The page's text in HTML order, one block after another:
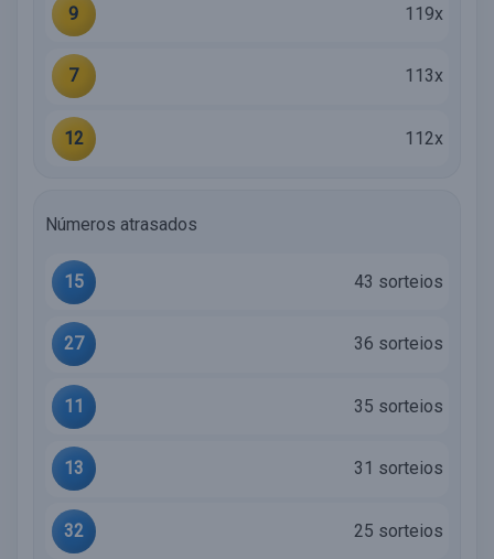
9 119x
7 113x
12 112x
Números atrasados
15 43 sorteios
27 36 sorteios
11 35 sorteios
13 31 sorteios
32 25 sorteios